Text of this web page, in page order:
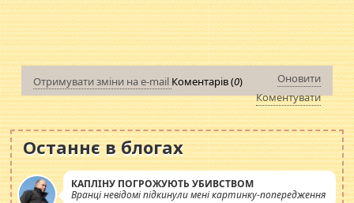
Отримувати зміни на e-mail Коментарів (0)
Оновити
Коментувати
Останнє в блогах
КАПЛІНУ ПОГРОЖУЮТЬ УБИВСТВОМ
Вранці невідомі підкинули мені картинку-попередження